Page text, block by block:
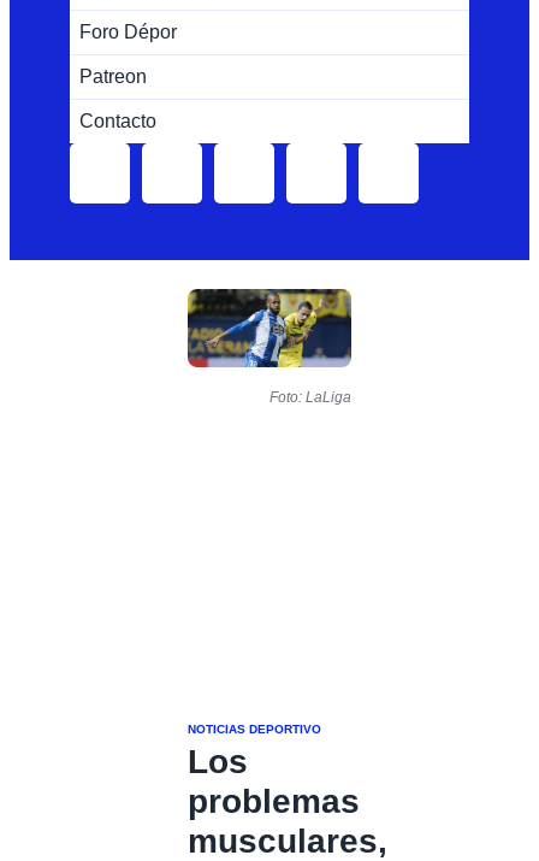
Foro Dépor
Patreon
Contacto
Foto: LaLiga
NOTICIAS DEPORTIVO
Los
problemas
musculares,